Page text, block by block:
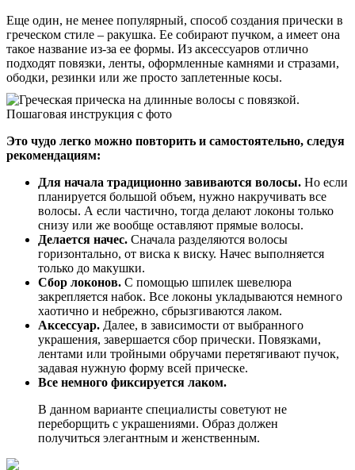
Еще один, не менее популярный, способ создания прически в
греческом стиле – ракушка. Ее собирают пучком, а имеет она
такое название из-за ее формы. Из аксессуаров отлично
подходят повязки, ленты, оформленные камнями и стразами,
ободки, резинки или же просто заплетенные косы.
Это чудо легко можно повторить и самостоятельно, следуя
рекомендациям:
Для начала традиционно завиваются волосы. Но если
планируется большой объем, нужно накручивать все
волосы. А если частично, тогда делают локоны только
снизу или же вообще оставляют прямые волосы.
Делается начес. Сначала разделяются волосы
горизонтально, от виска к виску. Начес выполняется
только до макушки.
Сбор локонов. С помощью шпилек шевелюра
закрепляется набок. Все локоны укладываются немного
хаотично и небрежно, сбрызгиваются лаком.
Аксессуар. Далее, в зависимости от выбранного
украшения, завершается сбор прически. Повязками,
лентами или тройными обручами перетягивают пучок,
задавая нужную форму всей прическе.
Все немного фиксируется лаком.
В данном варианте специалисты советуют не
переборщить с украшениями. Образ должен
получиться элегантным и женственным.